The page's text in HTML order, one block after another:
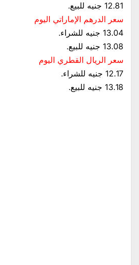
12.81 جنيه للبيع.
سعر الدرهم الإماراتي اليوم
13.04 جنيه للشراء.
13.08 جنيه للبيع.
سعر الريال القطري اليوم
12.17 جنيه للشراء.
13.18 جنيه للبيع.